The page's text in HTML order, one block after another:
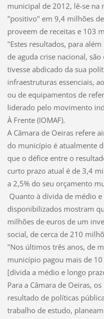
municipal de 2012, lê-se
"positivo" em 9,4 milhões
proveem de receitas e 103
"Estes resultados, para
de aguda crise nacional,
tivesse abdicado da sua
infraestruturas essenciais,
ou de equipamentos de
liderado pelo movimento
À Frente (IOMAF).
A Câmara de Oeiras refere
do município é atualmente
que o défice entre o
curto prazo atual é de 3,4
a 2,5% do seu orçamento
Quanto à dívida de médio
disponibilizados mostram
milhões de euros de um
social, de cerca de 210
"Nos últimos três anos, de
município pagou mais de
[dívida a médio e longo
Para a Câmara de Oeiras,
resultado de políticas
trabalho de estudo,